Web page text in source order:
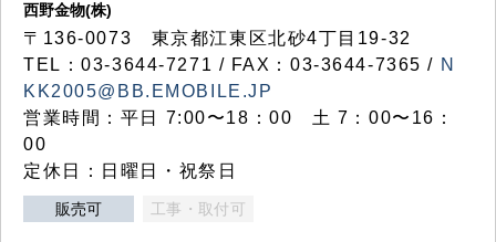
西野金物(株)
〒136-0073 東京都江東区北砂4丁目19-32
TEL：03‐3644‐7271 / FAX：03-3644-7365 / N
KK2005@BB.EMOBILE.JP
営業時間：平日 7:00〜18：00 土 7：00〜16：
00
定休日：日曜日・祝祭日
販売可 工事・取付可